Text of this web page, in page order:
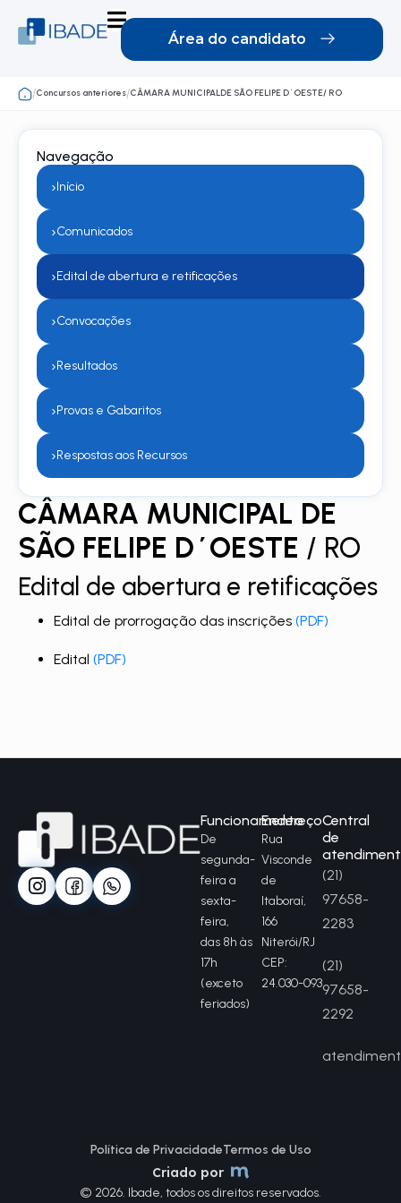
Área do candidato
/Concursos anteriores/CÂMARA MUNICIPALDE SÃO FELIPE D´OESTE/ RO
CÂMARA MUNICIPAL DE
SÃO FELIPE D´OESTE / RO
Edital de abertura e retificações
Edital de prorrogação das inscrições (PDF)
Edital (PDF)
Navegação
›Início
›Comunicados
›Edital de abertura e retificações
›Convocações
›Resultados
›Provas e Gabaritos
›Respostas aos Recursos
Funcionamento
De
segunda-
feira a
sexta-
feira,
das 8h às
17h
(exceto
feriados)
Endereço
Rua
Visconde
de
Itaboraí,
166
Niterói/RJ
CEP:
24.030-093
Central
de
(21)
97658-
2283
(21)
97658-
2292
© 2026. Ibade, todos os direitos reservados.
Política de PrivacidadeTermos de Uso
Criado por